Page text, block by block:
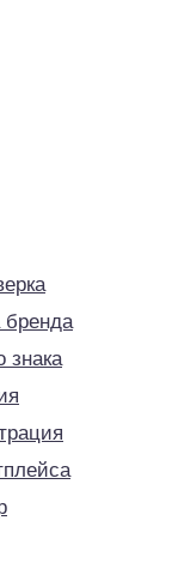
бренда
знака